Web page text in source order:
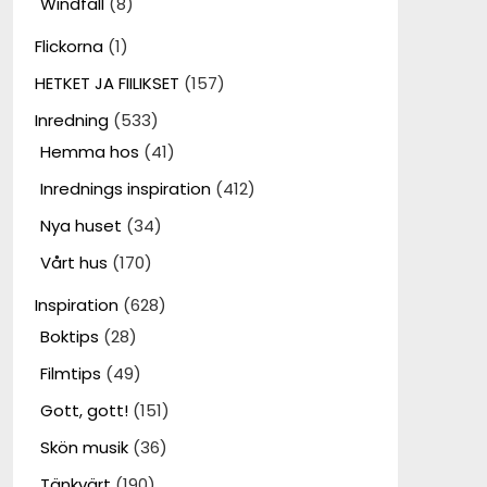
Flickorna(1)
HETKET JA FIILIKSET (157)
Inredning(533)
Hemma hos (41)
Inrednings inspiration(412)
Nya huset (34)
Vårt hus (170)
Inspiration(628)
Boktips (28)
Filmtips (49)
Gott, gott!(151)
Skön musik(36)